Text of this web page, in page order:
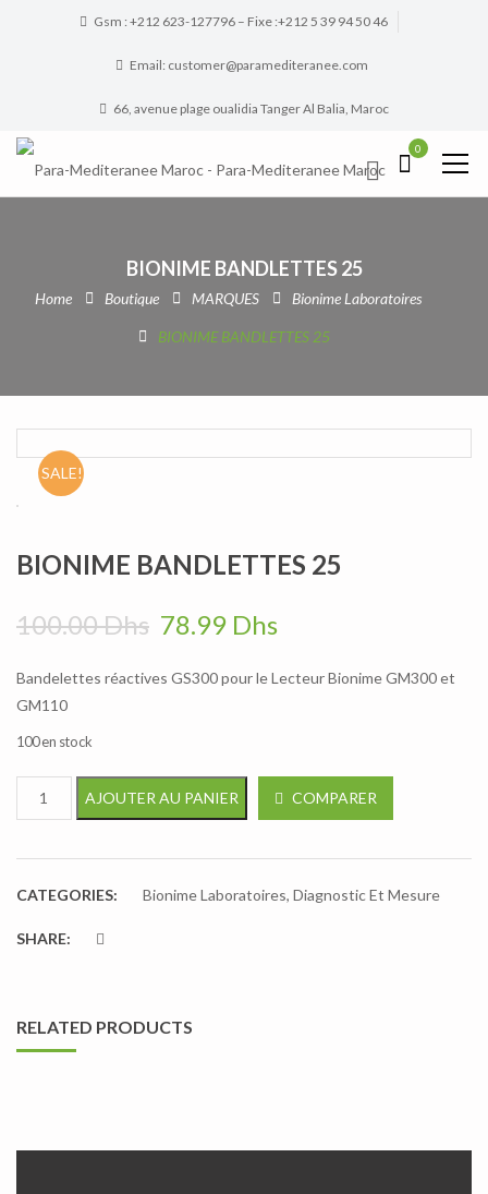
Gsm : +212 623-127796 – Fixe :+212 5 39 94 50 46
Email: customer@paramediteranee.com
66, avenue plage oualidia Tanger Al Balia, Maroc
0
BIONIME BANDLETTES 25
Home Boutique MARQUES Bionime Laboratoires
BIONIME BANDLETTES 25
SALE!
BIONIME BANDLETTES 25
100.00Dhs Le prix initial était : 100.00
78.99 Dhs
Bandelettes réactives GS300 pour le Lecteur Bionime GM300 et
GM110
100 en stock
quantité de BIONIME BANDLETTES 25
AJOUTER AU PANIER COMPARER
CATEGORIES: Bionime Laboratoires, Diagnostic Et Mesure
SHARE:
RELATED PRODUCTS